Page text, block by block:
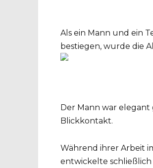
Als ein Mann und ein
bestiegen, wurde die
Der Mann war
Blickkontakt.
Während ihrer Arbeit
entwickelte